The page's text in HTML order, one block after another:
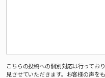
こちらの投稿への個別対応は行ってお
見させていただきます。お客様の声を